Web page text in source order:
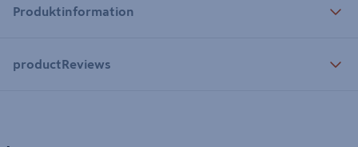
Produktinformation
productReviews